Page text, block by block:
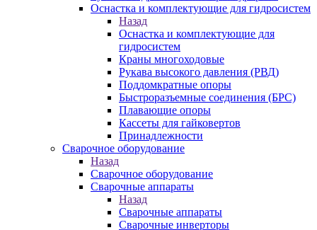
Оснастка и комплектующие для гидросистем
Назад
Оснастка и комплектующие для
гидросистем
Краны многоходовые
Рукава высокого давления (РВД)
Поддомкратные опоры
Быстроразъемные соединения (БРС)
Плавающие опоры
Кассеты для гайковертов
Принадлежности
Сварочное оборудование
Назад
Сварочное оборудование
Сварочные аппараты
Назад
Сварочные аппараты
Сварочные инверторы